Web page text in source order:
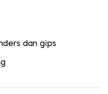
dan gips